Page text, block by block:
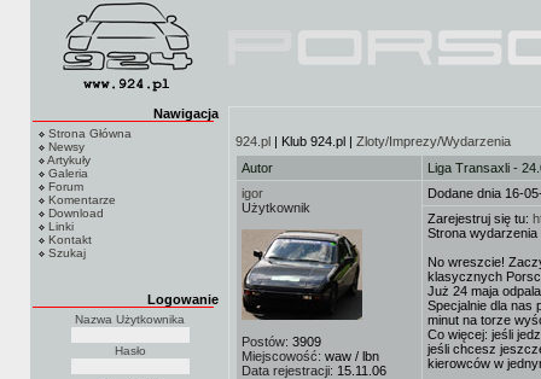
Nawigacja
Strona Główna
Newsy
Artykuły
Galeria
Forum
Komentarze
Download
Linki
Kontakt
Szukaj
Logowanie
Nazwa Użytkownika
Hasło
924.pl | Klub 924.pl | Zloty/Imprezy/Wydarzenia
Autor
Liga Transaxli -
igor
Użytkownik
Postów: 3909
Miejscowość: waw / lbn
Data rejestracji: 15.11.06
Dodane dnia 16-
Zarejestruj się tu:
Strona
No wreszcie!
klasycznych
Już 24 maja
Specjalnie dla nas
minut na torze
Co więcej: jeśli
jeśli chcesz
kierowców w